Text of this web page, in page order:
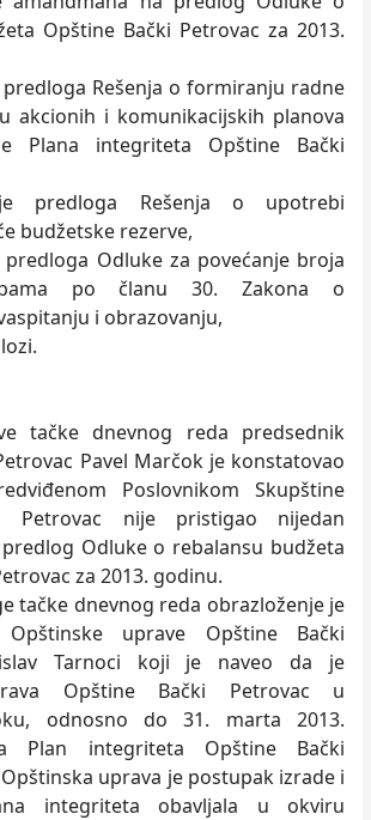
Opštine Bački Petrovac za 2013.
Rešenja o formiranju radne
akcionih i komunikacijskih planova
Plana integriteta Opštine Bački
predloga Rešenja o upotrebi
budžetske rezerve,
predloga Odluke za povećanje broja
po članu 30. Zakona o
i obrazovanju,
tačke dnevnog reda predsednik
Pavel Marčok je konstatovao
Poslovnikom Skupštine
Petrovac nije pristigao nijedan
Odluke o rebalansu budžeta
za 2013. godinu.
tačke dnevnog reda obrazloženje je
uprave Opštine Bački
Tarnoci koji je naveo da je
Opštine Bački Petrovac u
odnosno do 31. marta 2013.
Plan integriteta Opštine Bački
uprava je postupak izrade i
integriteta obavljala u okviru